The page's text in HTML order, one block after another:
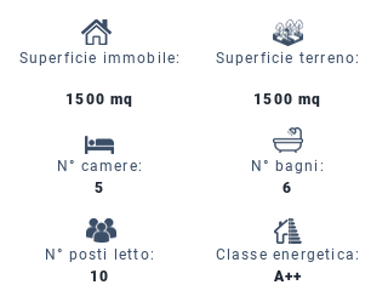
Superficie immobile: Superficie terreno:
1500 mq
N° camere:
5
N° posti letto:
10
1500 mq
N° bagni:
6
Classe energetica:
A++